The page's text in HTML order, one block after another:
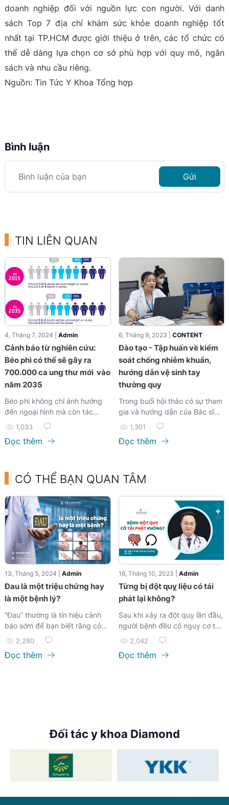
doanh nghiệp đối với nguồn lực con người. Với danh
sách Top 7 địa chỉ khám sức khỏe doanh nghiệp tốt
nhất tại TP.HCM được giới thiệu ở trên, các tổ chức có
thể dễ dàng lựa chọn cơ sở phù hợp với quy mô, ngân
sách và nhu cầu riêng.
Nguồn: Tin Tức Y Khoa Tổng hợp
Bình luận
Gửi
TIN LIÊN QUAN
4, Tháng 7, 2024 | Admin
Cảnh báo từ nghiên cứu:
Béo phì có thể sẽ gây ra
700.000 ca ung thư mới vào
năm 2035
Béo phì không chỉ ảnh hưởng
đến ngoại hình mà còn tác
động nghiêm trọng đến sức
khỏe, đặc biệt là nguy cơ mắc
bệnh ung thư. Theo một báo
tiếp tục gia tăng như hiện nay,
sẽ có thêm 700,000 ca ung
thư mới vào năm 2035.
1,033
Đọc thêm
6, Tháng 9, 2023 | CONTENT
Đào tạo - Tập huấn về kiểm
soát chống nhiễm khuẩn,
hướng dẫn vệ sinh tay
thường quy
Trong buổi hội thảo có sự tham
gia và hướng dẫn của Bác sĩ
Đỗ Thị Phong Lan...
1,301
Đọc thêm
CÓ THỂ BẠN QUAN TÂM
13, Tháng 5, 2024 | Admin
Đau là một triệu chứng hay
là một bệnh lý?
“Đau” thường là tín hiệu cảnh
báo sớm để bạn biết rằng có
điều gì đó không ổn với cơ thể
của mình. Định nghĩa đau được
chấp nhận rộng rãi do Hiệp hội
2,280
Đọc thêm
16, Tháng 10, 2023 | Admin
Từng bị đột quỵ liệu có tái
phát lại không?
Sau khi xảy ra đột quỵ lần đầu,
người bệnh đều có nguy cơ tái
phát rất cao...
2,042
Đọc thêm
Đối tác y khoa Diamond